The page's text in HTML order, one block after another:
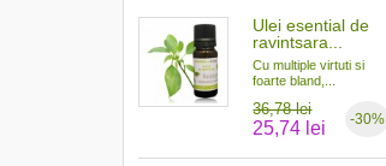
Ulei esential de
ravintsara...
Cu multiple virtuti si
foarte bland,...
36,78 lei
-30%
25,74 lei